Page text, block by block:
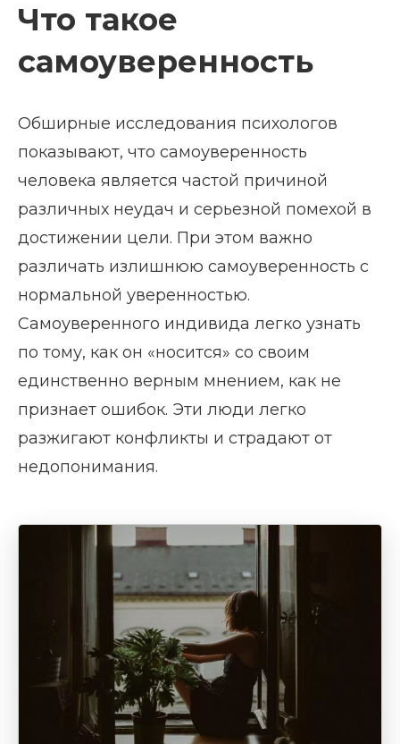
Что такое
самоуверенность
Обширные исследования психологов
показывают, что самоуверенность
человека является частой причиной
различных неудач и серьезной помехой в
достижении цели. При этом важно
различать излишнюю самоуверенность с
нормальной уверенностью.
Самоуверенного индивида легко узнать
по тому, как он «носится» со своим
единственно верным мнением, как не
признает ошибок. Эти люди легко
разжигают конфликты и страдают от
недопонимания.